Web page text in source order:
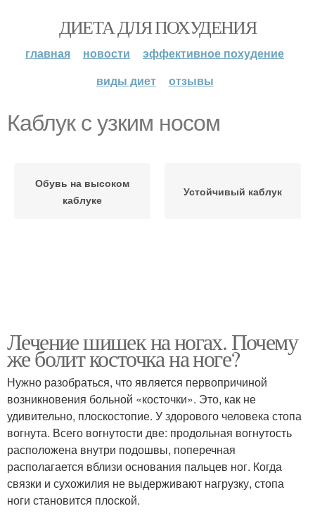
ДИЕТА ДЛЯ ПОХУДЕНИЯ
главная новости
эффективное похудение
виды диет
отзывы
Каблук с узким носом
Обувь на высоком
каблуке
Устойчивый каблук
Лечение шишек на ногах. Почему
же болит косточка на ноге?
Нужно разобраться, что является первопричиной
возникновения больной «косточки». Это, как не
удивительно, плоскостопие. У здорового человека стопа
вогнута. Всего вогнутости две: продольная вогнутость
расположена внутри подошвы, поперечная
располагается вблизи основания пальцев ног. Когда
связки и сухожилия не выдерживают нагрузку, стопа
ноги становится плоской.